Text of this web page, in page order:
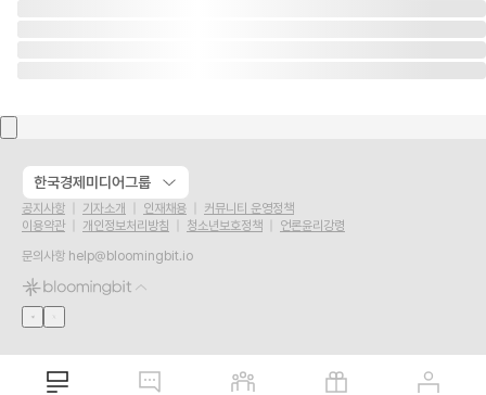
한국경제미디어그룹
공지사항 기자소개 인재채용
커뮤니티 운영정책
이용약관
개인정보처리방침 청소년보호정책
언론윤리강령
문의사항 help@bloomingbit.io